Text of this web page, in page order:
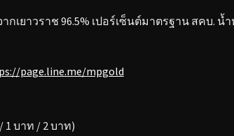
ยาวราช 96.5% เปอร์เซ็นต์มาตรฐาน สคบ. น้
page.line.me/mpgold
1 บาท / 2 บาท)